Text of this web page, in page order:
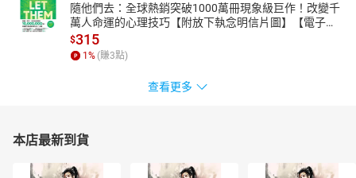
隨他們去：全球熱銷突破1000萬冊現象級巨作！改變千
萬人命運的心理技巧【附放下執念明信片圖】【電子
書】
$315
1 % (賺3點)
查看更多
本店最新到貨